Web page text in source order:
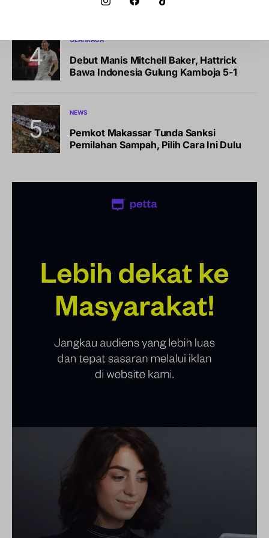
OLAHRAGA
Debut Manis Mitchell Baker, Hattrick
Bawa Indonesia Gulung Kamboja 5-1
NEWS
Pemkot Makassar Tunda Sanksi
Pemilahan Sampah, Pilih Cara Ini Dulu